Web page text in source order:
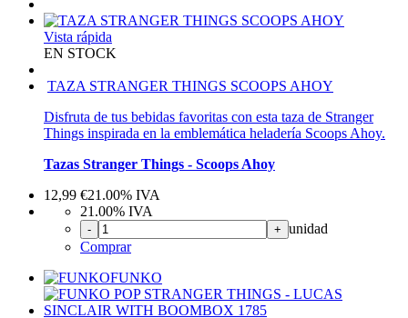
Vista rápida
EN STOCK
TAZA STRANGER THINGS SCOOPS AHOY
Disfruta de tus bebidas favoritas con esta taza de Stranger
Things inspirada en la emblemática heladería Scoops Ahoy.
Tazas Stranger Things - Scoops Ahoy
12,99 €21.00% IVA
21.00% IVA
- + unidad
Comprar
FUNKO